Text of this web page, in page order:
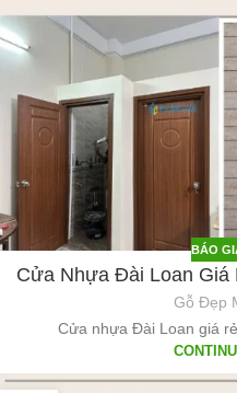
BÁO
Cửa Nhựa Đài Loan Giá
Gỗ Đẹp
Cửa nhựa Đài Loan giá rẻ